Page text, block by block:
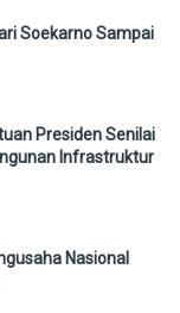
Soekarno Sampai
Presiden Senilai
Infrastruktur
Nasional